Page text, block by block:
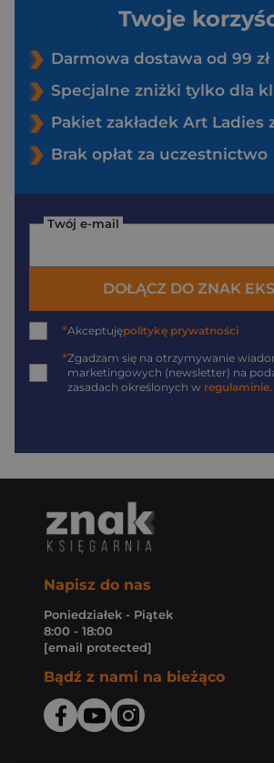
Twoje
Darmowa dostawa od 99 zł
Specjalne zniżki tylko dla
Pakiet zakładek Art Ladies
Brak opłat za uczestnictwo
Twój e-mail
DOŁĄCZ DO ZNAK
*Akceptujępolitykę prywatności
*Zgadzam się na otrzymywanie
marketingowych (newsletter) na
zasadach określonych w regulaminie
Napisz do nas
Poniedziałek - Piątek
8:00 - 18:00
[email protected]
Bądź z nami na bieżąco